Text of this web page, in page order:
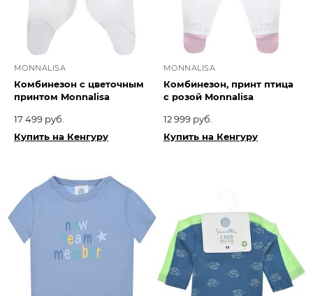
MONNALISA
Комбинезон с цветочным
принтом Monnalisa
17 499 руб.
Купить на Кенгуру
MONNALISA
Комбинезон, принт птица
с розой Monnalisa
12 999 руб.
Купить на Кенгуру